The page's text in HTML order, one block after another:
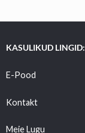
KASULIKUD LINGID:
E-Pood
Kontakt
Meie Lugu